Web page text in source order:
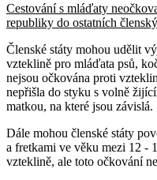
Cestování s mláďaty
republiky do ostatních
Členské státy mohou udělit
vzteklině pro mláďata psů,
nejsou očkována proti
nepřišla do styku s volně
matkou, na které jsou závislá.
Dále mohou členské státy
a fretkami ve věku mezi 12 -
vzteklině, ale toto očkování